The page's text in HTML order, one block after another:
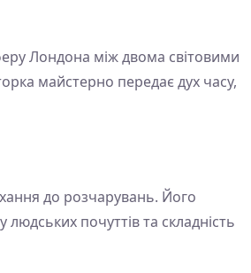
Лондона між двома світовими
майстерно передає дух часу,
до розчарувань. Його
почуттів та складність